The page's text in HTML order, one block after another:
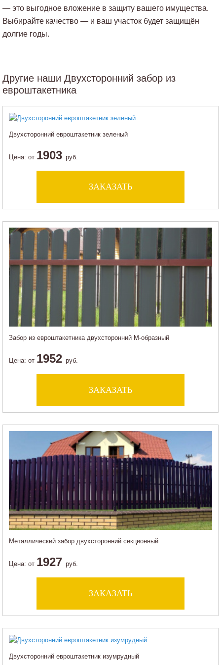
— это выгодное вложение в защиту вашего имущества.
Выбирайте качество — и ваш участок будет защищён
долгие годы.
Другие наши Двухсторонний забор из
евроштакетника
Двухсторонний евроштакетник зеленый
Цена: от 1903 руб.
ЗАКАЗАТЬ
Забор из евроштакетника двухсторонний М-образный
Цена: от 1952 руб.
ЗАКАЗАТЬ
Металлический забор двухсторонний секционный
Цена: от 1927 руб.
ЗАКАЗАТЬ
Двухсторонний евроштакетник изумрудный